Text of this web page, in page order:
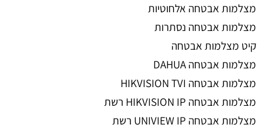
מצלמות אבטחה אלחוטיות
מצלמות אבטחה נסתרות
קיט מצלמות אבטחה
מצלמות אבטחה DAHUA
מצלמות אבטחה HIKVISION TVI
מצלמות אבטחה HIKVISION IP רשת
מצלמות אבטחה UNIVIEW IP רשת